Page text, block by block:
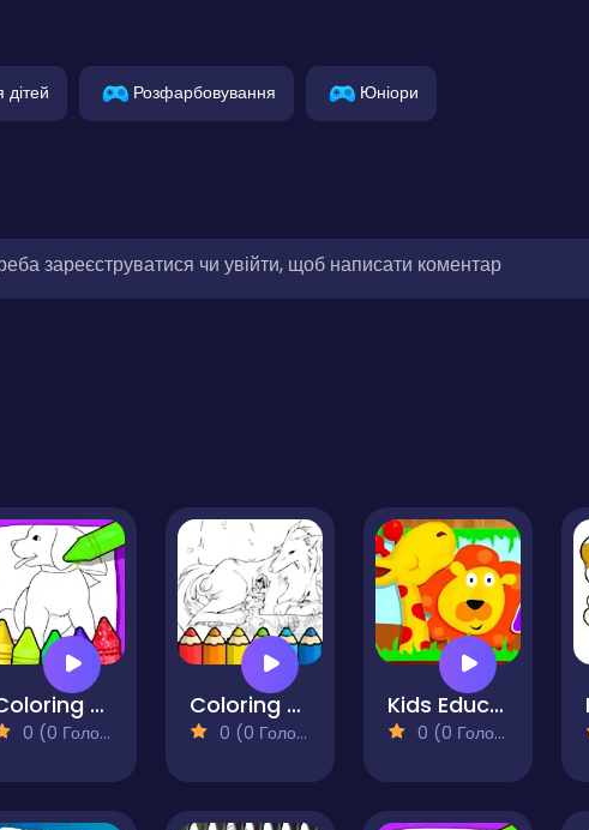
дітей Розфарбовування Юніори
зареєструватися чи увійти, щоб написати коментар
Coloring Pages For Kid That Are 8 Animals
0 (0 Голосів)
Coloring Pages Of Anime Wolves
0 (0 Голосів)
Kids Educations ABC
0 (0 Голосів)